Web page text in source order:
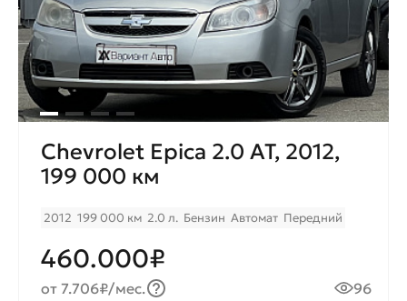
Chevrolet Epica 2.0 AT, 2012,
199 000 км
2012 199 000 км 2.0 л. Бензин Автомат Передний
460.000₽
от 7.706₽/мес. 96